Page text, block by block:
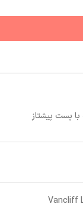
پست پیشتاز
Vancliff